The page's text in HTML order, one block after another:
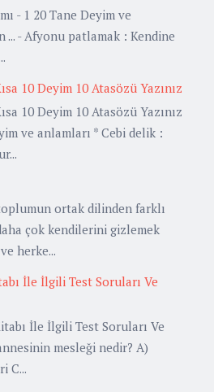
- 1 20 Tane Deyim ve
... - Afyonu patlamak : Kendine
10 Deyim 10 Atasözü Yazınız
10 Deyim 10 Atasözü Yazınız
ve anlamları * Cebi delik :
ortak dilinden farklı
çok kendilerini gizlemek
herke...
İle İlgili Test Soruları Ve
İle İlgili Test Soruları Ve
mesleği nedir? A)
C...